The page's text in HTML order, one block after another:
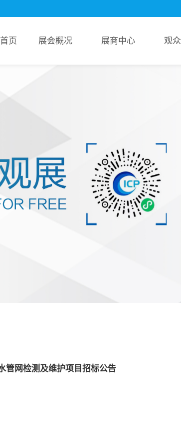
首页 展会概况 展商中心 观
超超超前沿！新
管网检测及维护项目招标公告